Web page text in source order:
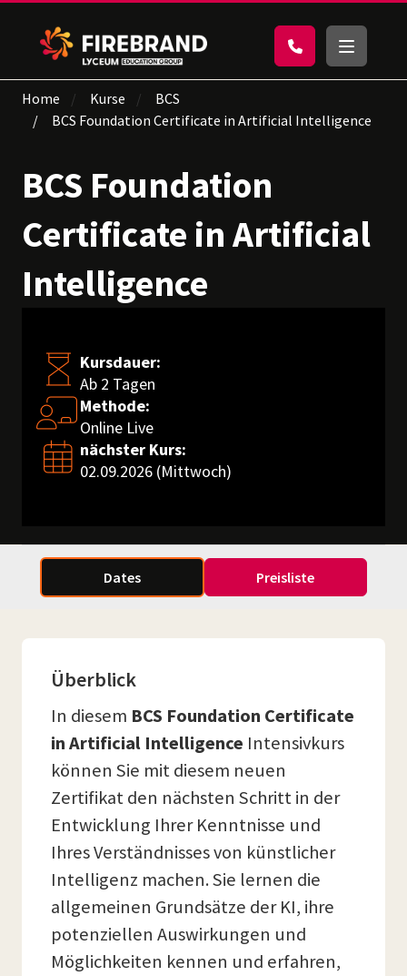
Home Kurse
BCS
BCS Foundation Certificate in Artificial Intelligence
BCS Foundation
Certificate in Artificial
Intelligence
Kursdauer:
Ab 2 Tagen
Methode:
Online Live
nächster Kurs:
02.09.2026 (Mittwoch)
Dates Preisliste
Überblick
In diesem BCS Foundation Certificate
in Artificial Intelligence Intensivkurs
können Sie mit diesem neuen
Zertifikat den nächsten Schritt in der
Entwicklung Ihrer Kenntnisse und
Ihres Verständnisses von künstlicher
Intelligenz machen. Sie lernen die
allgemeinen Grundsätze der KI, ihre
potenziellen Auswirkungen und
Möglichkeiten kennen und erfahren,